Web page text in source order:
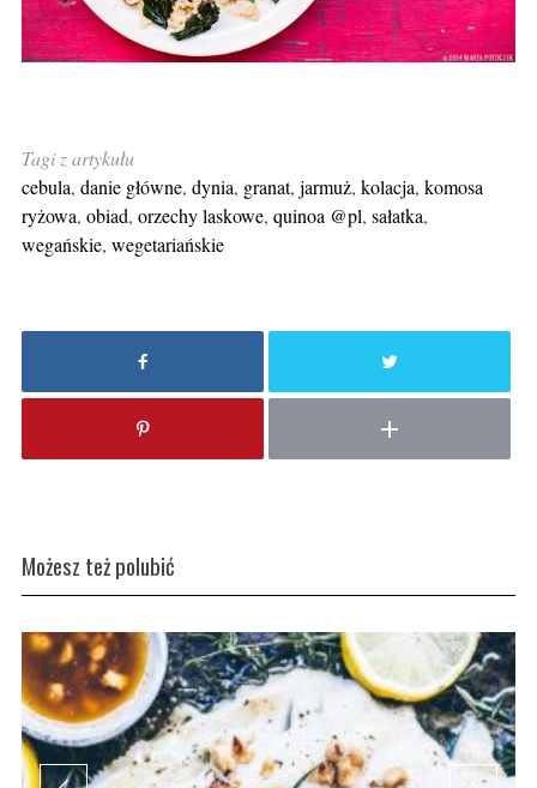
Tagi z artykułu
cebula, danie główne, dynia, granat, jarmuż, kolacja, komosa
ryżowa, obiad, orzechy laskowe, quinoa @pl, sałatka,
wegańskie, wegetariańskie
Możesz też polubić